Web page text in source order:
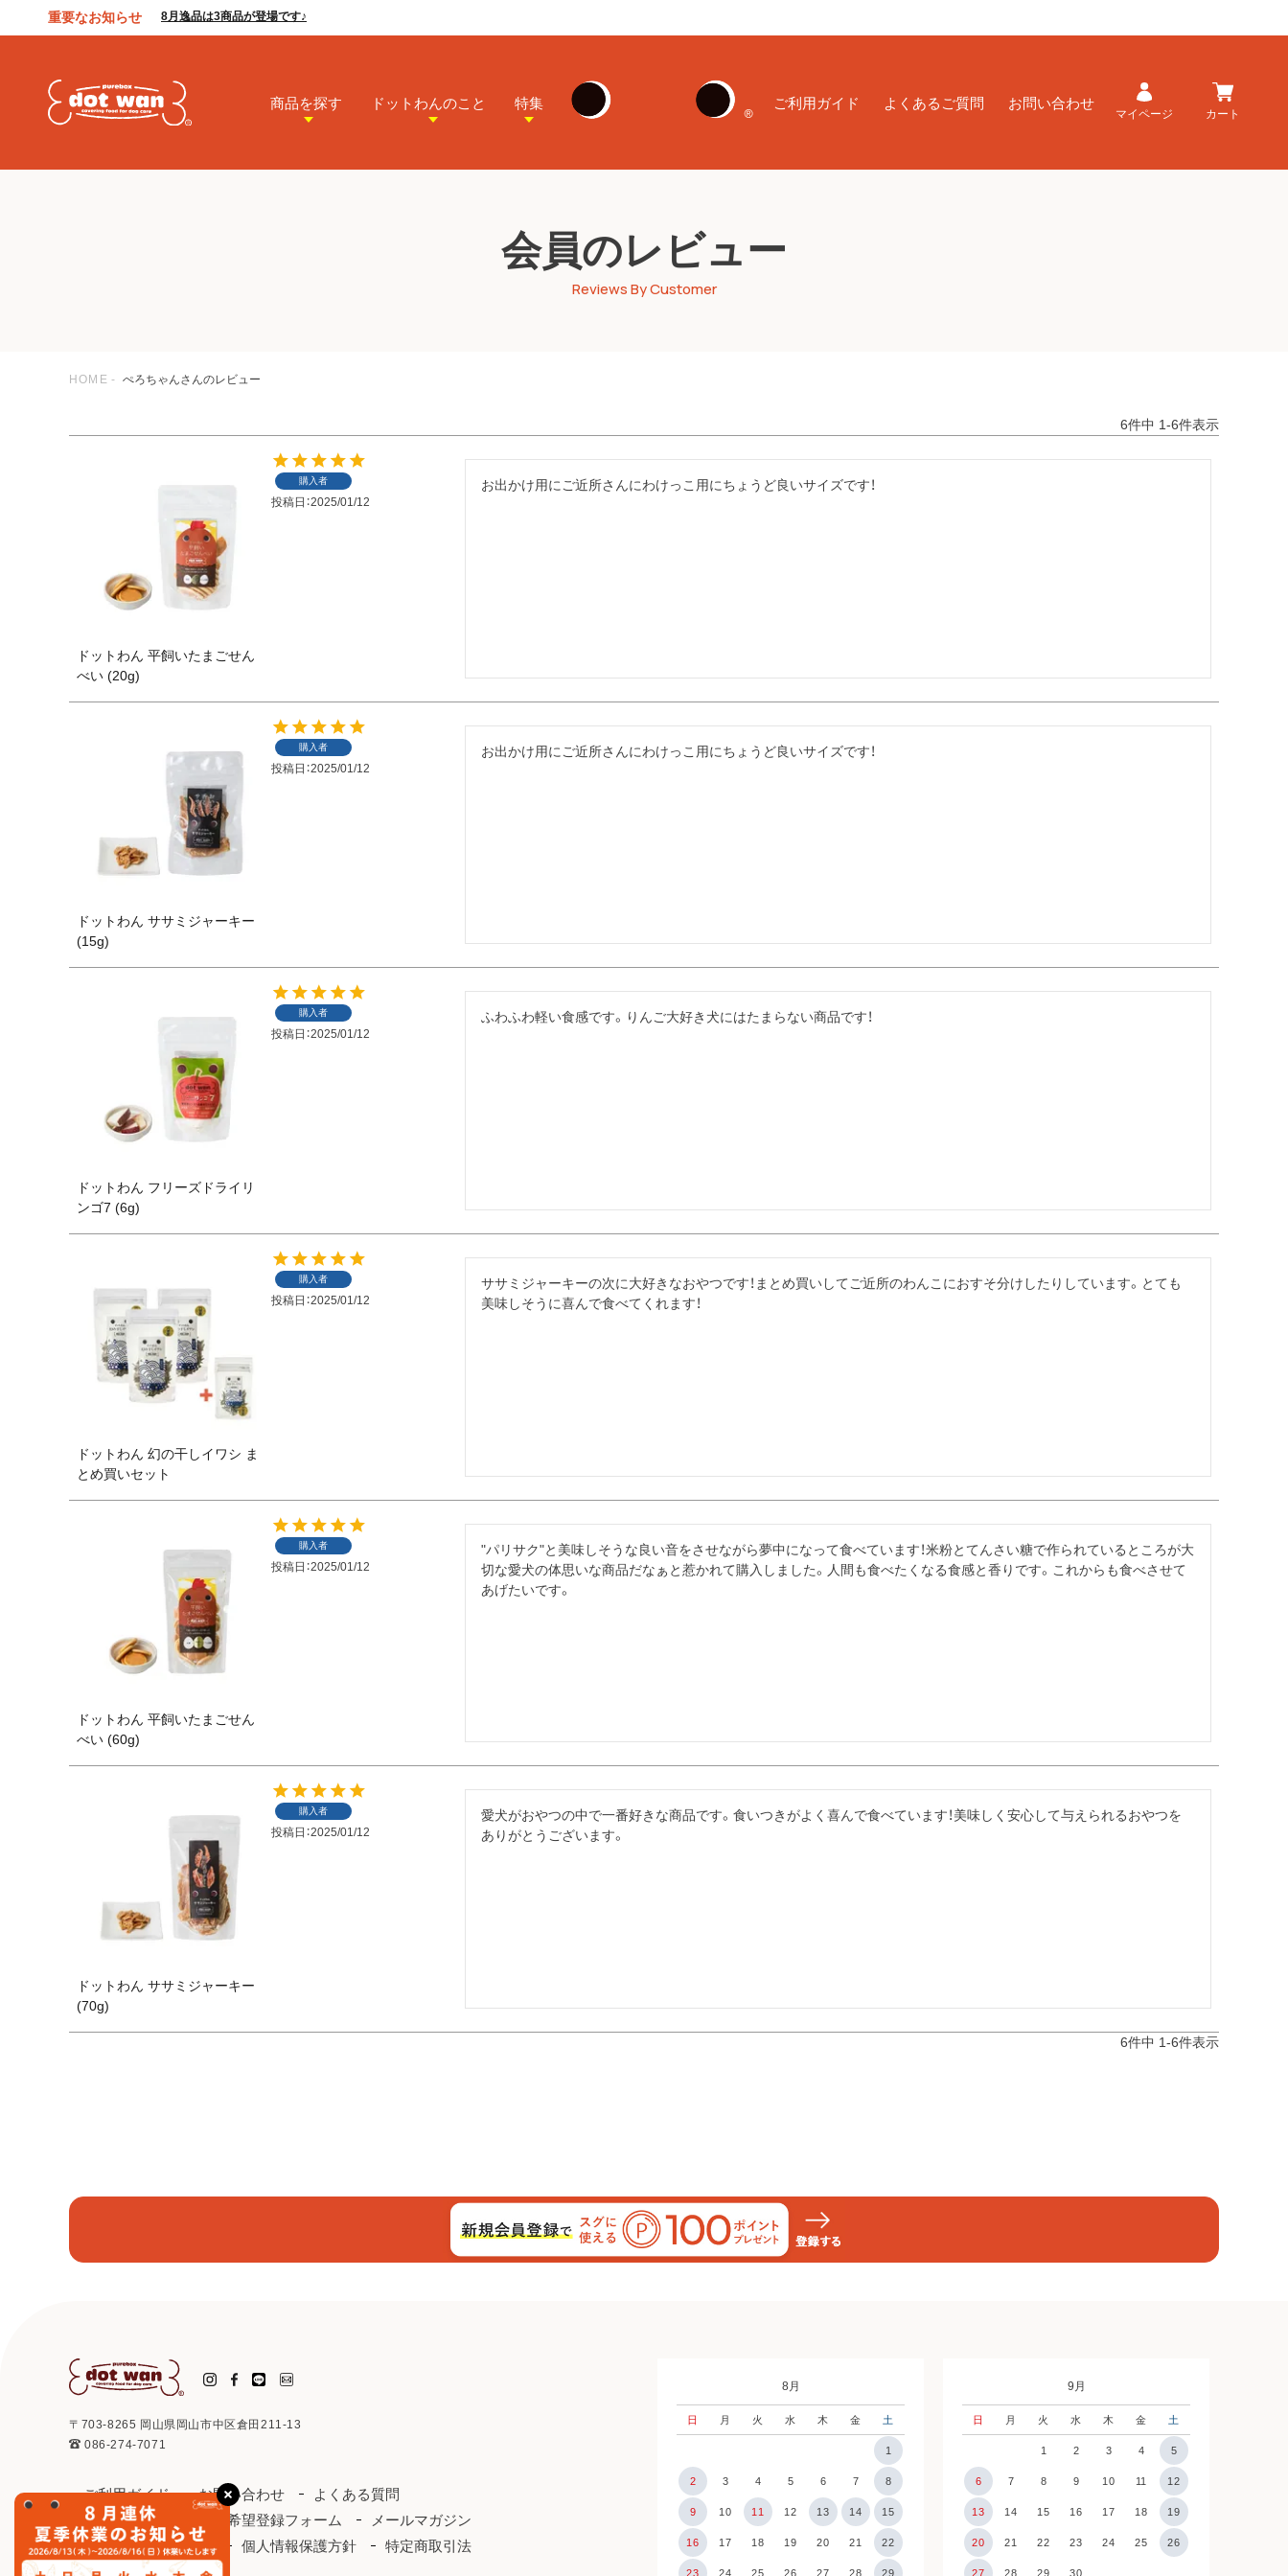
重要なお知らせ 8月逸品は3商品が登場です♪
特集
ドットわんのこと
商品を探す ご利用ガイド よくあるご質問 お問い合わせ
マイページ カート
会員のレビュー
Reviews By Customer
HOME ぺろちゃんさんのレビュー
6件中 1-6件表示
ドットわん 平飼いたまごせん
べい (20g)
購入者
投稿日 2025/01/12
お出かけ用にご近所さんにわけっこ用にちょうど良いサイズです！
ドットわん ササミジャーキー
(15g)
購入者
投稿日 2025/01/12
お出かけ用にご近所さんにわけっこ用にちょうど良いサイズです！
ドットわん フリーズドライリ
ンゴ7 (6g)
購入者
投稿日 2025/01/12
ふわふわ軽い食感です。りんご大好き犬にはたまらない商品です！
ドットわん 幻の干しイワシ ま
とめ買いセット
購入者
投稿日 2025/01/12
ササミジャーキーの次に大好きなおやつです！まとめ買いしてご近所のわんこにおすそ分けしたりしています。とても
美味しそうに喜んで食べてくれます！
ドットわん 平飼いたまごせん
べい (60g)
購入者
投稿日 2025/01/12
"パリサク"と美味しそうな良い音をさせながら夢中になって食べています！米粉とてんさい糖で作られているところが大
切な愛犬の体思いな商品だなぁと惹かれて購入しました。人間も食べたくなる食感と香りです。これからも食べさせて
あげたいです。
ドットわん ササミジャーキー
(70g)
購入者
投稿日 2025/01/12
愛犬がおやつの中で一番好きな商品です。食いつきがよく喜んで食べています！美味しく安心して与えられるおやつを
ありがとうございます。
6件中 1-6件表示
8月
日 月 火 水 木 金 土
1
2 3 4 5 6 7 8
9 10 11 12 13 14 15
16 17 18 19 20 21 22
23 24 25 26 27 28 29
9月
日 月 火 水 木 金 土
1 2 3 4 5
6 7 8 9 10 11 12
13 14 15 16 17 18 19
20 21 22 23 24 25 26
27 28 29 30
〒703-8265 岡山県岡山市中区倉田211-13
086-274-7071
ご利用ガイド お問い合わせ
よくある質問
取り扱い店
お取引希望登録フォーム
メールマガジン
ドットわんカタログ
個人情報保護方針
特定商取引法
会社概要
会員規約